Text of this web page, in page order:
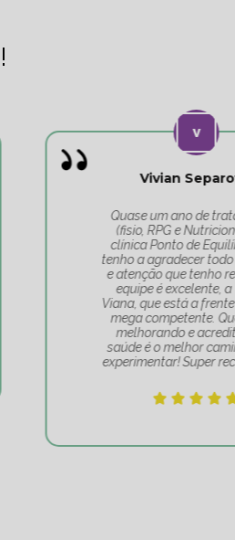
!
Vivian Separovic
Quase um ano de tratamentos
(fisio, RPG e Nutricionista) na
clínica Ponto de Equilíbrio, e só
tenho a agradecer todo o cuidado
e atenção que tenho recebido. A
equipe é excelente, a Tatiana
Viana, que está a frente de tudo, é
mega competente. Quem se vê
melhorando e acredita que a
saúde é o melhor caminho, deve
experimentar! Super recomendo!!!